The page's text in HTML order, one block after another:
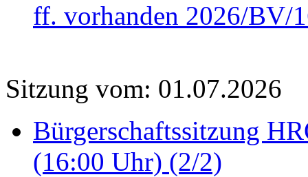
ff. vorhanden 2026/BV/
Sitzung vom: 01.07.2026
Bürgerschaftssitzung
(16:00 Uhr) (2/2)